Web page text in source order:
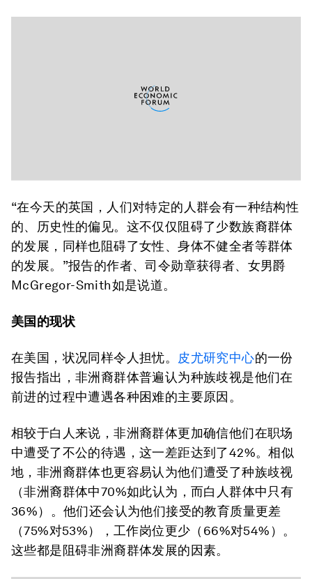
“在今天的英国，人们对特定的人群会有一种结构性
的、历史性的偏见。这不仅仅阻碍了少数族裔群体
的发展，同样也阻碍了女性、身体不健全者等群体
的发展。”报告的作者、司令勋章获得者、女男爵
McGregor-Smith如是说道。
美国的现状
在美国，状况同样令人担忧。 皮尤研究中心的一份
报告指出，非洲裔群体普遍认为种族歧视是他们在
前进的过程中遭遇各种困难的主要原因。
相较于白人来说，非洲裔群体更加确信他们在职场
中遭受了不公的待遇，这一差距达到了42%。相似
地，非洲裔群体也更容易认为他们遭受了种族歧视
（非洲裔群体中70%如此认为，而白人群体中只有
36%）。他们还会认为他们接受的教育质量更差
（75%对53%），工作岗位更少（66%对54%）。
这些都是阻碍非洲裔群体发展的因素。